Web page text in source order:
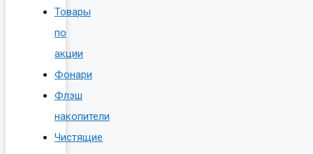
Товары
по
акции
Фонари
Флэш
накопители
Чистящие